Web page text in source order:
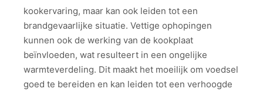
kookervaring, maar kan ook leiden tot een
brandgevaarlijke situatie. Vettige ophopingen
kunnen ook de werking van de kookplaat
beïnvloeden, wat resulteert in een ongelijke
warmteverdeling. Dit maakt het moeilijk om voedsel
goed te bereiden en kan leiden tot een verhoogde